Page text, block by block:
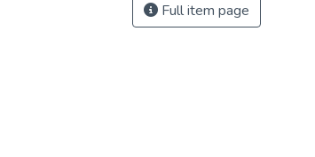
Full item page